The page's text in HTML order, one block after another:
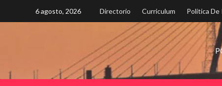
6 agosto, 2026 Directorio Curriculum Política De